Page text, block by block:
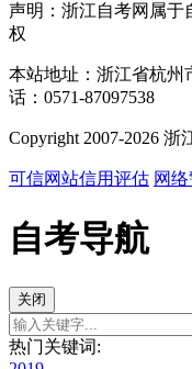
声明：浙江自考网属于
权
本站地址：浙江省杭州
话：0571-87097538
Copyright 2007-2026 浙
可信网站信用评估 网
自考导航
关闭
热门关键词: